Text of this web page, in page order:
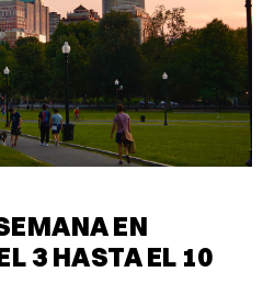
EN
3 HASTA EL 10